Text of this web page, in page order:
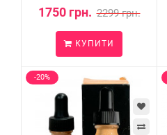
1750 грн. 2299 грн.
КУПИТИ
-20%